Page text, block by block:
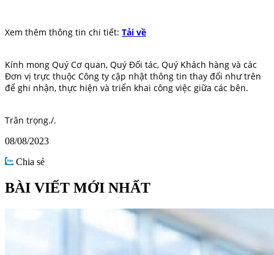
Xem thêm thông tin chi tiết: Tải về
Kính mong Quý Cơ quan, Quý Đối tác, Quý Khách hàng và các
Đơn vị trực thuộc Công ty cập nhật thông tin thay đổi như trên
để ghi nhận, thực hiện và triển khai công việc giữa các bên.
Trân trọng./.
08/08/2023
Chia sẻ
BÀI VIẾT MỚI NHẤT